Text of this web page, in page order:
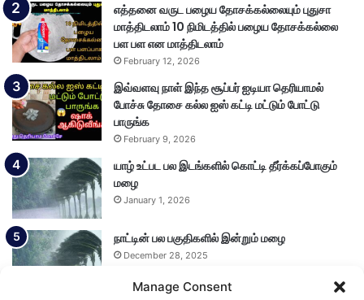
Manage Consent
எத்தனை வருட பழைய தோசக்கல்லையும் புதுசா
மாத்திடலாம் 10 நிமிடத்தில் பழைய தோசக்கல்லை
பள பள என மாத்திடலாம்
February 12, 2026
இவ்வளவு நாள் இந்த சூப்பர் ஐடியா தெரியாமல்
போச்சு தோசை கல்ல ஐஸ் கட்டி மட்டும் போட்டு
பாருங்க
February 9, 2026
யாழ் உட்பட பல இடங்களில் கொட்டி தீர்க்கப்போகும்
மழை
January 1, 2026
நாட்டின் பல பகுதிகளில் இன்றும் மழை
December 28, 2025